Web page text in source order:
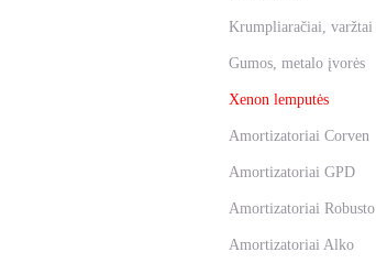
Krumpliaračiai, varžtai
Gumos, metalo įvorės
Xenon lemputės
Amortizatoriai Corven
Amortizatoriai GPD
Amortizatoriai Robusto
Amortizatoriai Alko